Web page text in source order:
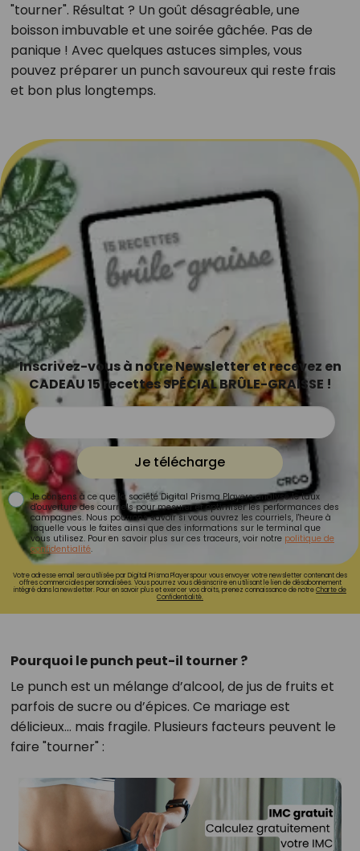
"tourner". Résultat ? Un goût désagréable, une
boisson imbuvable et une soirée gâchée. Pas de
panique ! Avec quelques astuces simples, vous
pouvez préparer un punch savoureux qui reste frais
et bon plus longtemps.
Inscrivez-vous à notre Newsletter et recevez en
CADEAU 15 recettes SPÉCIAL BRÛLE-GRAISSE !
Je télécharge
Je consens à ce que la société Digital Prisma Players analyse le taux
d'ouverture des courriels pour mesurer et optimiser les performances des
campagnes. Nous pourrons savoir si vous ouvrez les courriels, l'heure à
laquelle vous le faites ainsi que des informations sur le terminal que
vous utilisez. Pour en savoir plus sur ces traceurs, voir notre politique de
confidentialité.
Votre adresse email sera utilisée par Digital Prisma Playerspour vous envoyer votre newsletter contenant des
offres commerciales personnalisées. Vous pourrez vous désinscrire en utilisant le lien de désabonnement
intégré dans la newsletter. Pour en savoir plus et exercer vos droits, prenez connaissance de notreCharte de
Confidentialité.
Pourquoi le punch peut-il tourner ?
Le punch est un mélange d’alcool, de jus de fruits et
parfois de sucre ou d’épices. Ce mariage est
délicieux… mais fragile. Plusieurs facteurs peuvent le
faire "tourner" :